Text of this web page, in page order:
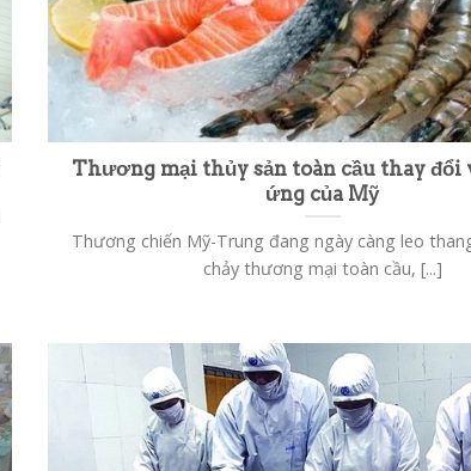
Thương mại thủy sản toàn cầu thay đổi
ứng của Mỹ
Thương chiến Mỹ-Trung đang ngày càng leo
chảy thương mại toàn cầu, [...]